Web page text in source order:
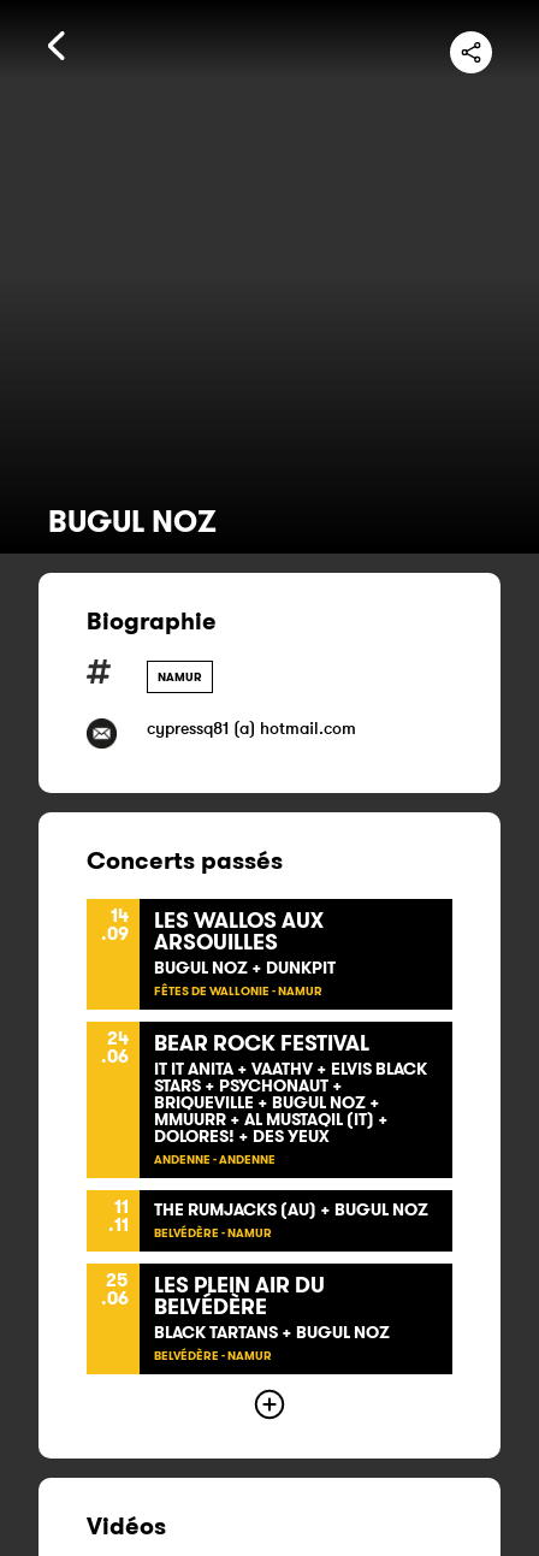
BUGUL NOZ
Biographie
NAMUR
cypressq81 (a) hotmail.com
Concerts passés
14
.09 LES WALLOS AUX
ARSOUILLES
BUGUL NOZ + DUNKPIT
FÊTES DE WALLONIE - NAMUR
24
.06 BEAR ROCK FESTIVAL
IT IT ANITA + VAATHV + ELVIS BLACK
STARS + PSYCHONAUT +
BRIQUEVILLE + BUGUL NOZ +
MMUURR + AL MUSTAQIL (IT) +
DOLORES! + DES YEUX
ANDENNE - ANDENNE
11
.11
THE RUMJACKS (AU) + BUGUL NOZ
BELVÉDÈRE - NAMUR
25
.06 LES PLEIN AIR DU
BELVÉDÈRE
BLACK TARTANS + BUGUL NOZ
BELVÉDÈRE - NAMUR
Vidéos